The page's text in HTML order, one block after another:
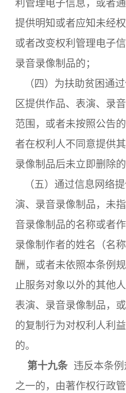
利管理电子信息，或者
提供明知或者应知未经
或者改变权利管理电子
录音录像制品的；
（四）为扶助贫困通
区提供作品、表演、录
范围，或者未按照公告
者在权利人不同意提供
录像制品后未立即删除的
（五）通过信息网络
演、录音录像制品，未
音录像制品的名称或者
录像制作者的姓名（名
酬，或者未依照本条例
止服务对象以外的其他
表演、录音录像制品，
的复制行为对权利人利
的。
第十九条 违反本条
之一的，由著作权行政